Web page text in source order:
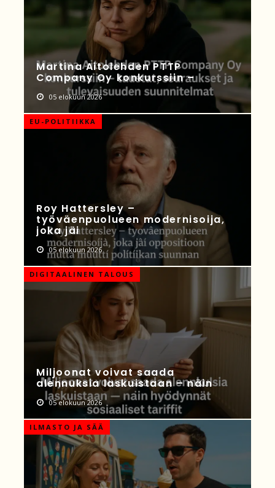
Martina Aitolehden PTTP
Company Oy konkurssiin –
05 elokuun 2026
EU-POLITIIKKA
Roy Hattersley –
työväenpuolueen modernisoija,
joka jäi
05 elokuun 2026
DIGITAALINEN TALOUS
Miljoonat voivat saada
alennuksia laskuistaan – näin
05 elokuun 2026
ILMASTO JA SÄÄ